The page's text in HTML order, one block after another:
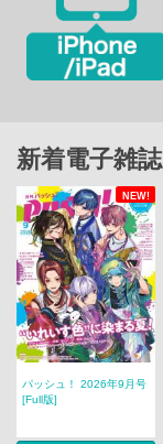
新着電子雑誌
NEW!
パッシュ！ 2026年9月号
[Full版]